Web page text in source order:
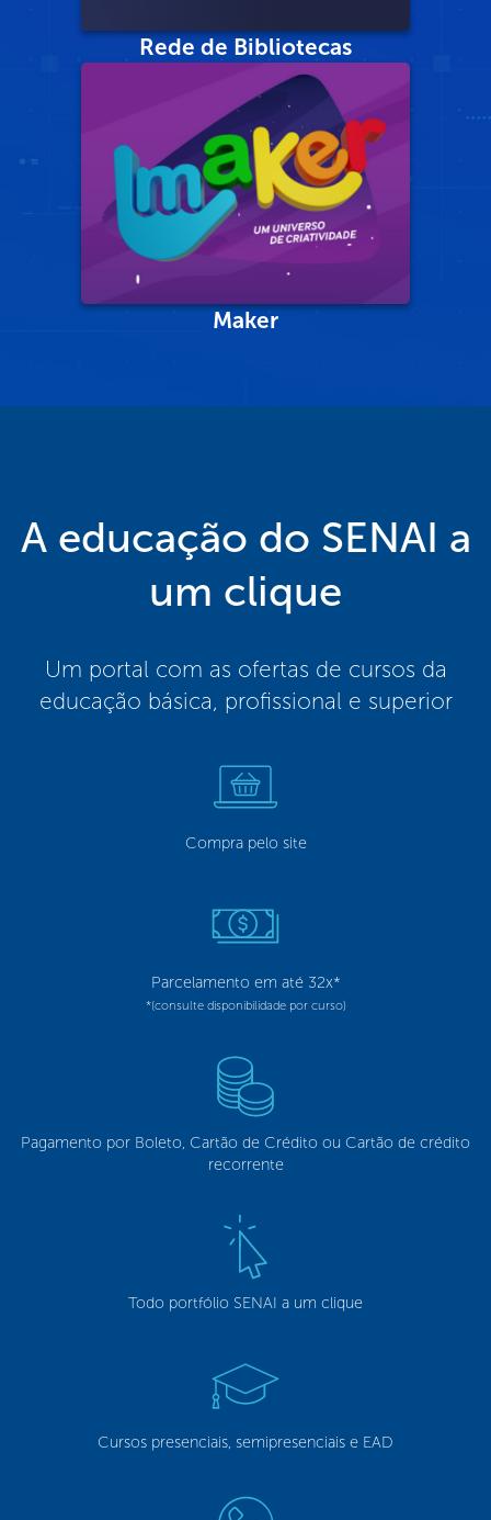
Rede de Bibliotecas
Maker
A educação do SENAI a
um clique
Um portal com as ofertas de cursos da
educação básica, profissional e superior
Compra pelo site
Parcelamento em até 32x*
*(consulte disponibilidade por curso)
Pagamento por Boleto, Cartão de Crédito ou Cartão de crédito
recorrente
Todo portfólio SENAI a um clique
Cursos presenciais, semipresenciais e EAD